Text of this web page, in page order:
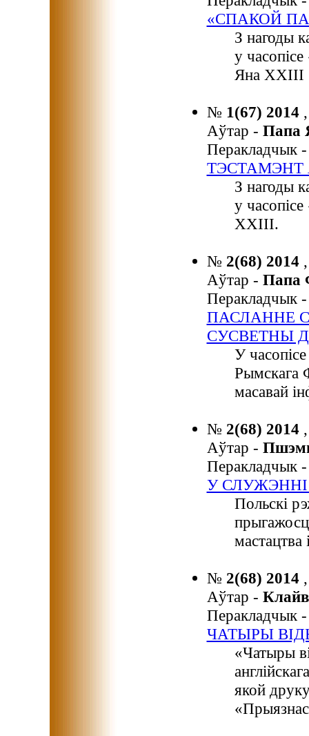
«СПАКОЙ
З нагоды
у
Яна ХХІІІ
№ 1(67) 2014
Аўтар -
Перакладчык
ТЭСТАМЭНТ
З нагоды
у
ХХІІІ.
№ 2(68) 2014
Аўтар -
Перакладчык
ПАСЛАННЕ
СУСВЕТНЫ
У
Рымскага
масавай
№ 2(68) 2014
Аўтар -
Перакладчык
У
Польскі
мастацтва
№ 2(68) 2014
Аўтар -
Перакладчык
ЧАТЫРЫ
«Чатыры
якой